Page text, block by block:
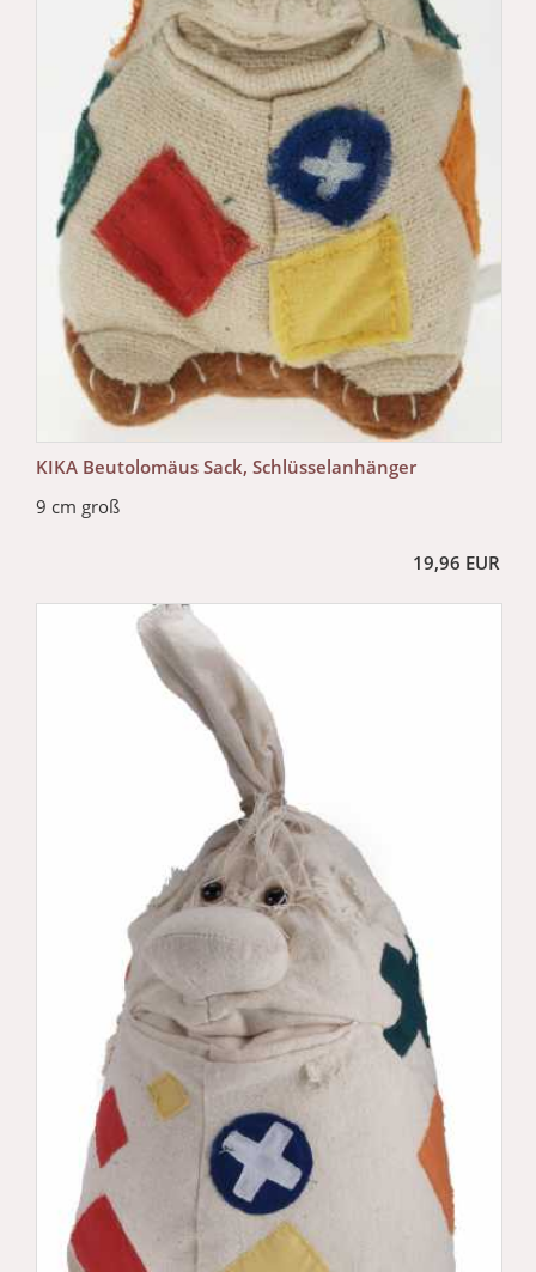
KIKA Beutolomäus Sack, Schlüsselanhänger
9 cm groß
19,96 EUR